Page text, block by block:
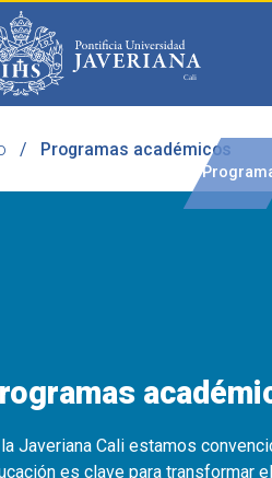
Programas académicos
la Javeriana Cali estamos
es clave para transformar